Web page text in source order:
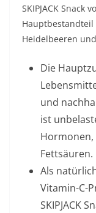
SKIPJACK Snack
Heidelbeeren
Die
und
ist
Hormonen,
Fettsäuren.
Als
Vitamin-C-
SKIPJACK